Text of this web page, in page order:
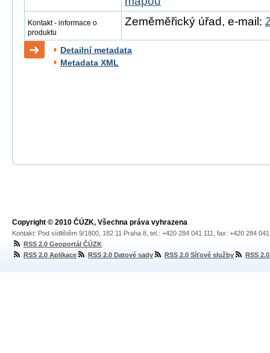
Kontakt - informace o
produktu
Zeměměřický úřad, e-mail:
Detailní metadata
Metadata XML
Copyright © 2010 ČÚZK, Všechna práva vyhrazena
Kontakt: Pod sídlištěm 9/1800, 182 11 Praha 8, tel.: +420 284 041 111, fax: +420 284
RSS 2.0 Geoportál ČÚZK
RSS 2.0 Aplikace
RSS 2.0 Datové sady RSS 2.0 Síťové služby RSS